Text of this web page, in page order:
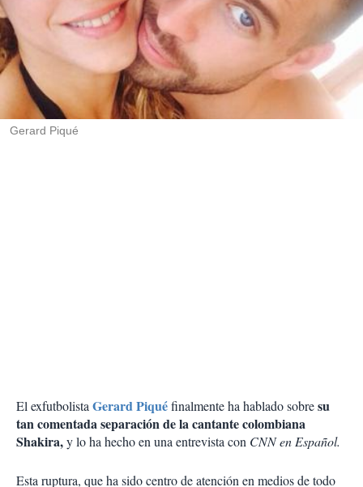
m
i
r
Gerard Piqué
El exfutbolistaGerard Piquéfinalmente ha hablado sobresu
tan comentada separación de la cantante colombiana
Shakira,y lo ha hecho en una entrevista con CNN en Español.
Esta ruptura, que ha sido centro de atención en medios de todo